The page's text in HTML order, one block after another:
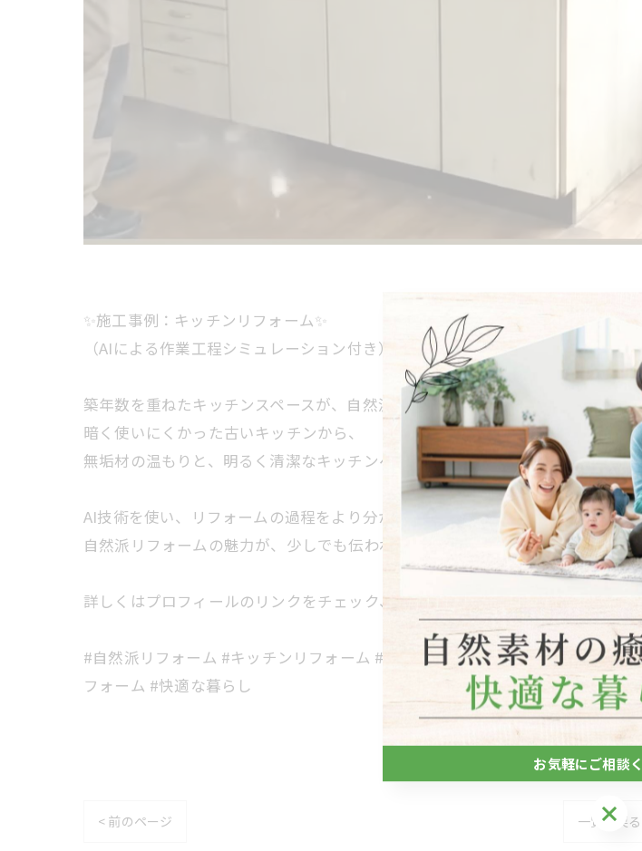
✨施工事例：キッチンリフォーム✨
（AIによる作業工程シミュレーション付き）
築年数を重ねたキッチンスペースが、自然派素材で生まれ変わりました。
暗く使いにくかった古いキッチンから、
無垢材の温もりと、明るく清潔なキッチンへ。
AI技術を使い、リフォームの過程をより分かりやすくイメージしていただける
自然派リフォームの魅力が、少しでも伝われば嬉しいです。
詳しくはプロフィールのリンクをチェック、またはお気軽にDMでお問い合わ
#自然派リフォーム #キッチンリフォーム #無垢材キッチン #リノベーション
フォーム #快適な暮らし
< 前のページ 一覧に戻る
お気軽にご相談
お気軽にご相談